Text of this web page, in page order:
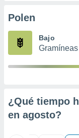
publicidad
1199
Polen
Bajo
Gramíneas
¿Qué tiempo
en agosto?